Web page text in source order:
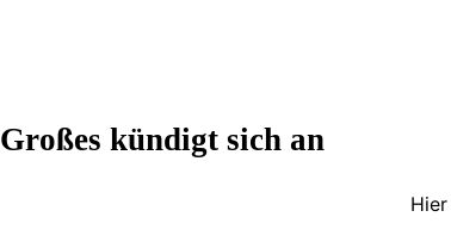
Großes kündigt sich an